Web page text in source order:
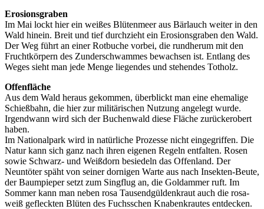
Erosionsgraben
Im Mai lockt hier ein weißes Blütenmeer aus Bärlauch weiter in den
Wald hinein. Breit und tief durchzieht ein Erosionsgraben den Wald.
Der Weg führt an einer Rotbuche vorbei, die rundherum mit den
Fruchtkörpern des Zunderschwammes bewachsen ist. Entlang des
Weges sieht man jede Menge liegendes und stehendes Totholz.
Offenfläche
Aus dem Wald heraus gekommen, überblickt man eine ehemalige
Schießbahn, die hier zur militärischen Nutzung angelegt wurde.
Irgendwann wird sich der Buchenwald diese Fläche zurückerobert
haben.
Im Nationalpark wird in natürliche Prozesse nicht eingegriffen. Die
Natur kann sich ganz nach ihren eigenen Regeln entfalten. Rosen
sowie Schwarz- und Weißdorn besiedeln das Offenland. Der
Neuntöter späht von seiner dornigen Warte aus nach Insekten-Beute,
der Baumpieper setzt zum Singflug an, die Goldammer ruft. Im
Sommer kann man neben rosa Tausendgülden­kraut auch die rosa-
weiß gefleckten Blüten des Fuchsschen Knabenkrautes entdecken.